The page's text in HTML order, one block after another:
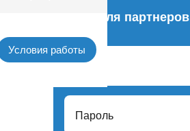
Условия работы
Вход для партнеров
Логин
Пароль